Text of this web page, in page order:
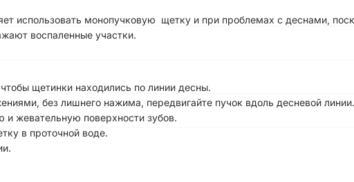
использовать монопучковую щетку и при проблемах с деснами,
воспаленные участки.
щетинки находились по линии десны.
без лишнего нажима, передвигайте пучок вдоль десневой линии.
жевательную поверхности зубов.
в проточной воде.